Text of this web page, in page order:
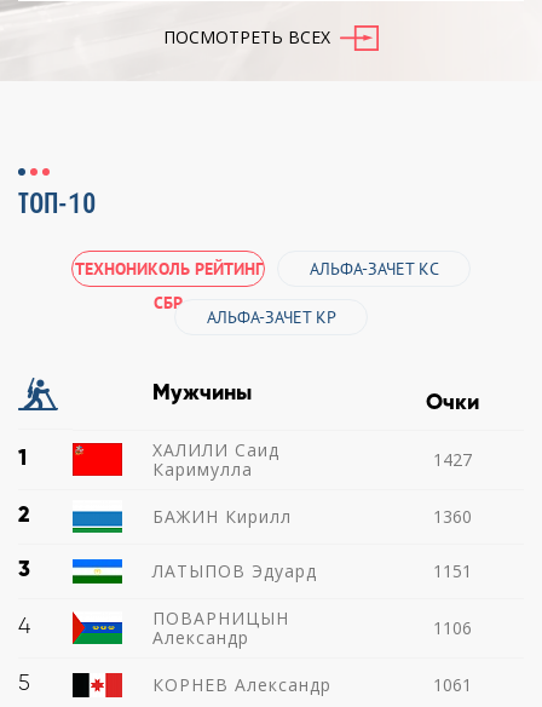
ПОСМОТРЕТЬ ВСЕХ
ТОП-10
ТЕХНОНИКОЛЬ РЕЙТИНГ
СБР
АЛЬФА-ЗАЧЕТ КС
АЛЬФА-ЗАЧЕТ КР
Мужчины Очки
1
ХАЛИЛИ Саид
Каримулла
1427
2 БАЖИН Кирилл 1360
3 ЛАТЫПОВ Эдуард 1151
4
ПОВАРНИЦЫН
Александр
1106
5 КОРНЕВ Александр 1061